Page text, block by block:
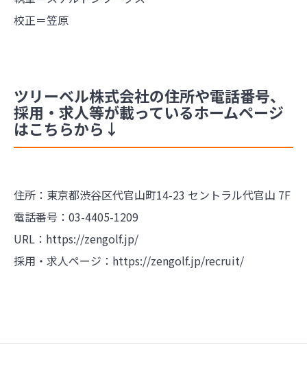
校正＝笠原
ツリーベル株式会社の住所や電話番号、
採用・求人等が載っているホームページ
はこちらから↓
住所： 東京都渋谷区代官山町14-23 セントラル代官山 7F
電話番号： 03-4405-1209
URL： https://zengolf.jp/
採用・求人ページ： https://zengolf.jp/recruit/